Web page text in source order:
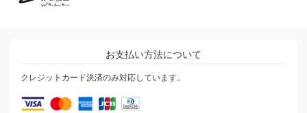
お支払い方法について
クレジットカード決済のみ対応しています。